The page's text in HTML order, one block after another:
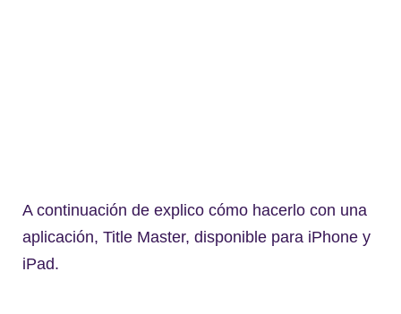
A continuación de explico cómo hacerlo con una
aplicación, Title Master, disponible para iPhone y
iPad.